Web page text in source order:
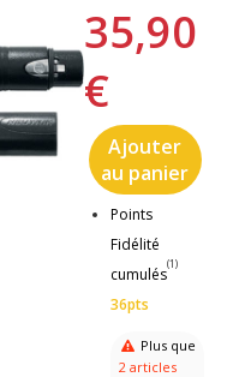
35,90
€
Ajouter
au panier
Points
Fidélité
cumulés
(1)
36pts
Plus que
2 articles